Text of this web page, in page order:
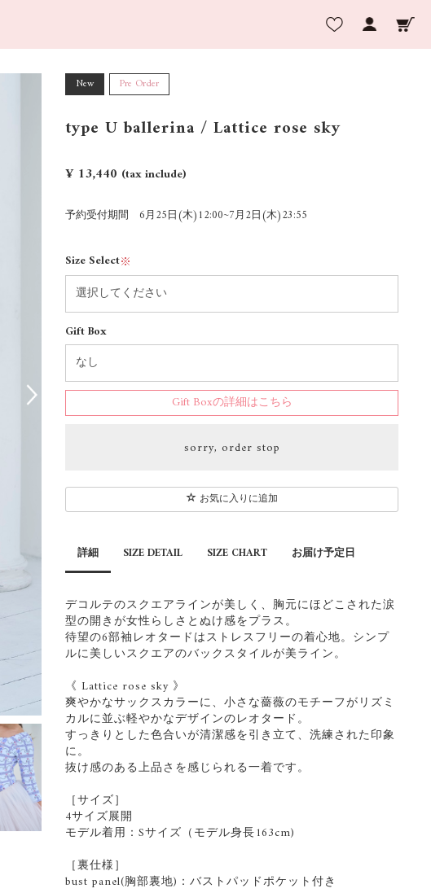
New Pre Order
type U ballerina / Lattice rose sky
¥ 13,440 (tax include)
予約受付期間 6月25日(木)12:00~7月2日(木)23:55
Size Select※
Gift Box
Gift Boxの詳細はこちら
sorry, order stop
お気に入りに追加
詳細 SIZE DETAIL SIZE CHART お届け予定日
デコルテのスクエアラインが美しく、胸元にほどこされた涙
型の開きが女性らしさとぬけ感をプラス。
待望の6部袖レオタードはストレスフリーの着心地。シンプ
ルに美しいスクエアのバックスタイルが美ライン。
《 Lattice rose sky 》
爽やかなサックスカラーに、小さな薔薇のモチーフがリズミ
カルに並ぶ軽やかなデザインのレオタード。
すっきりとした色合いが清潔感を引き立て、洗練された印象
に。
抜け感のある上品さを感じられる一着です。
［サイズ］
4サイズ展開
モデル着用：Sサイズ（モデル身長163cm)
［裏仕様］
bust panel(胸部裏地)：バストパッドポケット付き